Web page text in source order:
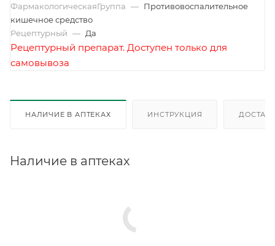
ФармакологическаяГруппа — Противовоспалительное
кишечное средство
Рецептурный — Да
Рецептурный препарат. Доступен только для
самовывоза
НАЛИЧИЕ В АПТЕКАХ ИНСТРУКЦИЯ
Наличие в аптеках